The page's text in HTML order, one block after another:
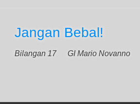
Jangan Bebal!
Bilangan 17 GI Mario Novanno